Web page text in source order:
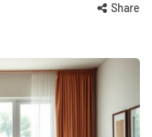
Share